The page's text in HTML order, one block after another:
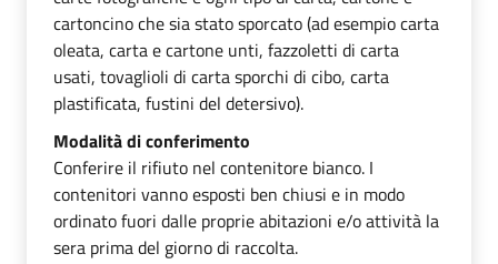
cartoncino che sia stato sporcato (ad esempio carta
oleata, carta e cartone unti, fazzoletti di carta
usati, tovaglioli di carta sporchi di cibo, carta
plastificata, fustini del detersivo).
Modalità di conferimento
Conferire il rifiuto nel contenitore bianco. I
contenitori vanno esposti ben chiusi e in modo
ordinato fuori dalle proprie abitazioni e/o attività la
sera prima del giorno di raccolta.